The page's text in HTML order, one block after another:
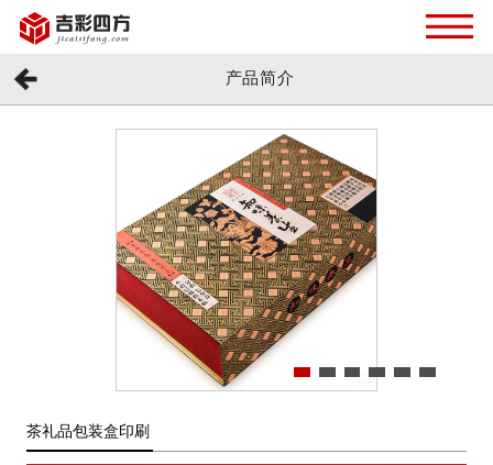
产品简介
茶礼品包装盒印刷